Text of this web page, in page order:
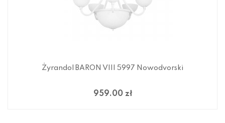
Żyrandol BARON VIII 5997 Nowodvorski
959.00 zł